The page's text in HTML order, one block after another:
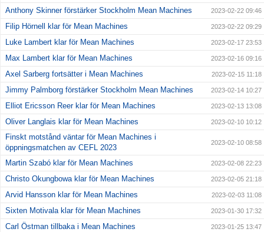
Anthony Skinner förstärker Stockholm Mean Machines 2023-02-22 09:46
Filip Hörnell klar för Mean Machines 2023-02-22 09:29
Luke Lambert klar för Mean Machines 2023-02-17 23:53
Max Lambert klar för Mean Machines 2023-02-16 09:16
Axel Sarberg fortsätter i Mean Machines 2023-02-15 11:18
Jimmy Palmborg förstärker Stockholm Mean Machines 2023-02-14 10:27
Elliot Ericsson Reer klar för Mean Machines 2023-02-13 13:08
Oliver Langlais klar för Mean Machines 2023-02-10 10:12
Finskt motstånd väntar för Mean Machines i
öppningsmatchen av CEFL 2023
2023-02-10 08:58
Martin Szabó klar för Mean Machines 2023-02-08 22:23
Christo Okungbowa klar för Mean Machines 2023-02-05 21:18
Arvid Hansson klar för Mean Machines 2023-02-03 11:08
Sixten Motivala klar för Mean Machines 2023-01-30 17:32
Carl Östman tillbaka i Mean Machines 2023-01-25 13:47